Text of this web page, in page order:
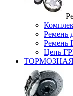
Ремень
Ремень
Цепь